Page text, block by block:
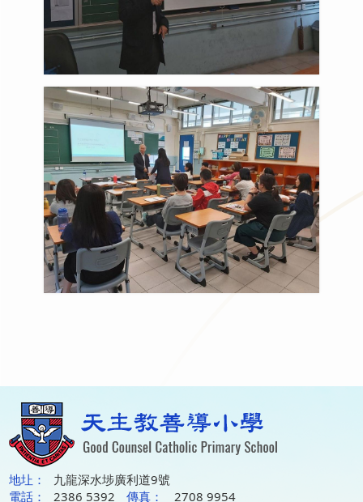
地圵：
九龍深水埗廣利道9號
電話：
2386 5392 傳真： 2708 9954